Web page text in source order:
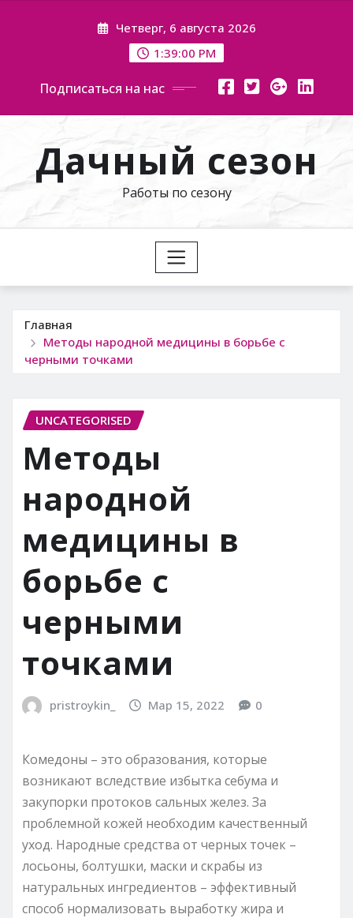
Четверг, 6 августа 2026
1:39:01 PM
Подписаться на нас
Дачный сезон
Работы по сезону
Главная
Методы народной медицины в борьбе с
черными точками
UNCATEGORISED
Методы
народной
медицины в
борьбе с
черными
точками
pristroykin_ Мар 15, 2022 0
Комедоны – это образования, которые
возникают вследствие избытка себума и
закупорки протоков сальных желез. За
проблемной кожей необходим качественный
уход. Народные средства от черных точек –
лосьоны, болтушки, маски и скрабы из
натуральных ингредиентов – эффективный
способ нормализовать выработку жира и